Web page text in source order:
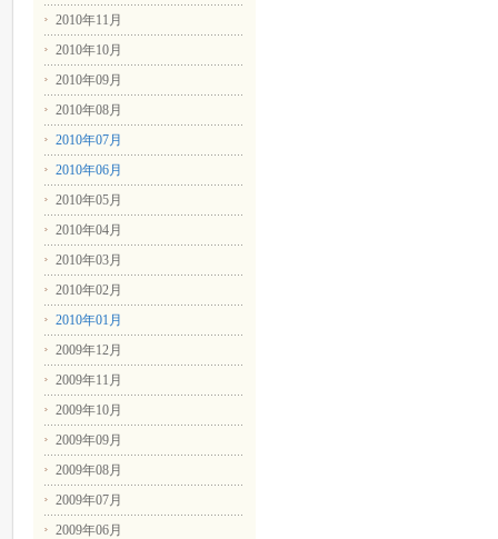
2010年11月
2010年10月
2010年09月
2010年08月
2010年07月
2010年06月
2010年05月
2010年04月
2010年03月
2010年02月
2010年01月
2009年12月
2009年11月
2009年10月
2009年09月
2009年08月
2009年07月
2009年06月